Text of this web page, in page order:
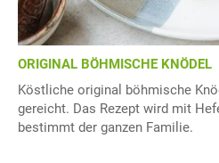
ORIGINAL BÖHMISCHE KNÖDEL
Köstliche original böhmische
gereicht. Das Rezept wird mit
bestimmt der ganzen Familie.